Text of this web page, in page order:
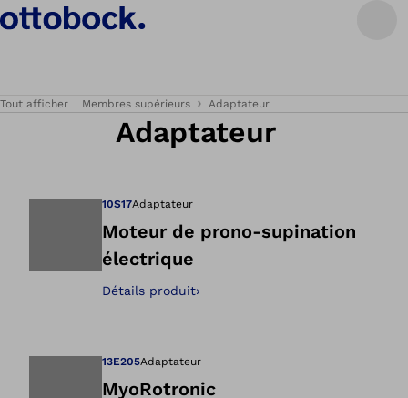
Tout afficher Membres supérieurs Adaptateur
Adaptateur
Ouvre l’image
10S17Adaptateur
Moteur de prono-supination
électrique
Détails produit›
13E205Adaptateur
MyoRotronic